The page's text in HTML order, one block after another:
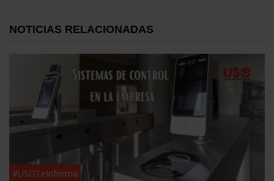
NOTICIAS RELACIONADAS
#USOTeInforma